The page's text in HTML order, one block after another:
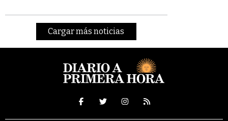
Cargar más noticias